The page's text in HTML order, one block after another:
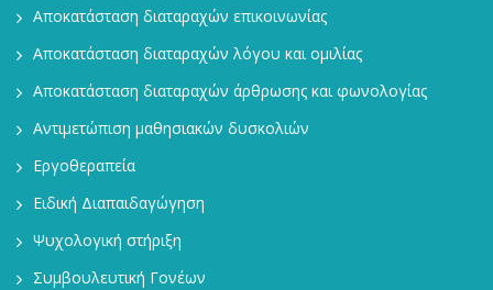
Αποκατάσταση διαταραχών επικοινωνίας
Αποκατάσταση διαταραχών λόγου και ομιλίας
Αποκατάσταση διαταραχών άρθρωσης και φωνολογίας
Αντιμετώπιση μαθησιακών δυσκολιών
Εργοθεραπεία
Ειδική Διαπαιδαγώγηση
Ψυχολογική στήριξη
Συμβουλευτική Γονέων